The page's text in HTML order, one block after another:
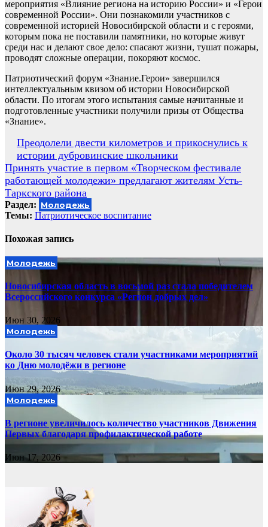
мероприятия «Влияние региона на историю России» и «Герои
современной России». Они познакомили участников с
современной историей Новосибирской области и с героями,
которым пока не поставили памятники, но которые живут
среди нас и делают свое дело: спасают жизни, тушат пожары,
проводят сложные операции, покоряют космос.
Патриотический форум «Знание.Герои» завершился
интеллектуальным квизом об истории Новосибирской
области. По итогам этого испытания самые начитанные и
подготовленные участники получили призы от Общества
«Знание».
Навигация
по
записям
Преодолели двести километров и прикоснулись к
истории дубровинские школьники
Принять участие в первом «Творческом фестивале
работающей молодежи» предлагают жителям Усть-
Таркского района
Раздел: Молодежь
Темы: Патриотическое воспитание
Похожая запись
Молодежь
Новосибирская область в восьмой раз стала победителем
Всероссийского конкурса «Регион добрых дел»
Июн 30, 2026
Молодежь
Около 30 тысяч человек стали участниками мероприятий
ко Дню молодёжи в регионе
Июн 29, 2026
Молодежь
В регионе увеличилось количество участников Движения
Первых благодаря профилактической работе
Июн 17, 2026